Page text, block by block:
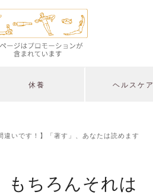
休養 ヘルスケア
違いです！】「著す」、あなたは読めます
もちろんそれは